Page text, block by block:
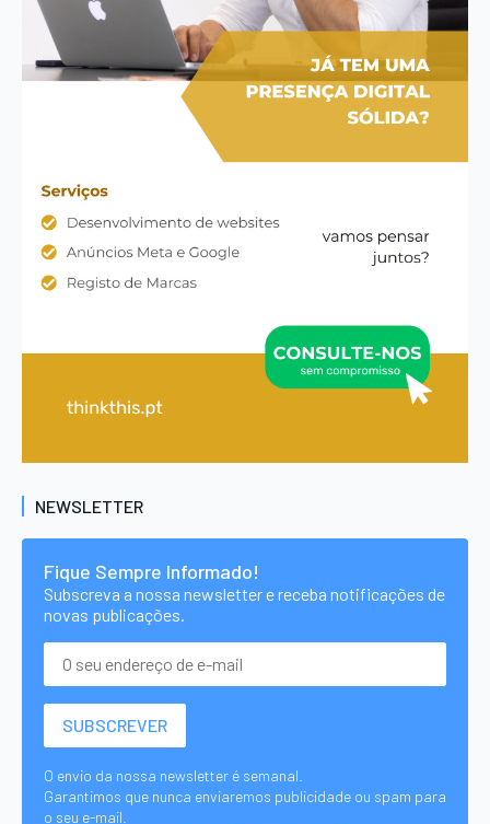
NEWSLETTER
Fique Sempre Informado!
Subscreva a nossa newsletter e receba notificações de
novas publicações.
O envio da nossa newsletter é semanal.
Garantimos que nunca enviaremos publicidade ou spam para
o seu e-mail.